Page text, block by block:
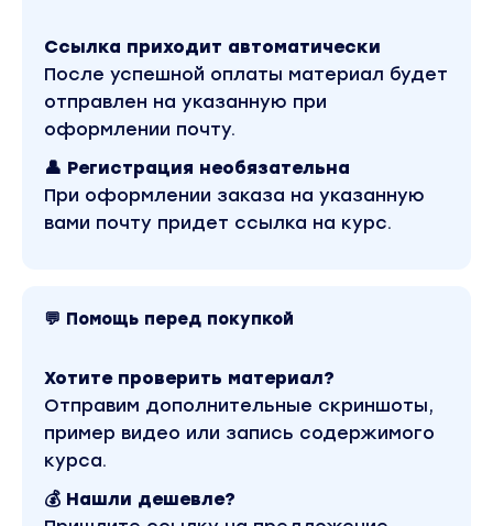
использования.
разделения разделов лендинга).
6. Шапки для лендинга (header).
7. Элементы для шапок.
8. Меню.
9. Заготовки для первого экрана с
расставленными элементами.
10. Разделы с текстовым описанием.
12. Товары, услуги, направления, события,
новости и т.д.
14. Разделы для призывов к действию (Call
to action).
15. Блоки с отзывами.
16. Разделы для логотипов партнеров,
клиентов или поставщиков.
Ссылка приходит автоматически
После успешной оплаты материал будет
отправлен на указанную при
оформлении почту.
👤 Регистрация необязательна
При оформлении заказа на указанную
вами почту придет ссылка на курс.
💬 Помощь перед покупкой
Хотите проверить материал?
Отправим дополнительные скриншоты,
пример видео или запись содержимого
курса.
💰 Нашли дешевле?